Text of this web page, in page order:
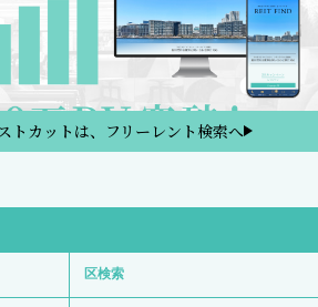
トカットは、フリーレント検索へ
区検索